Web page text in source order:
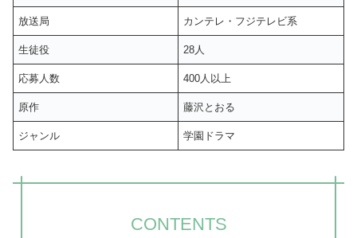
放送局 カンテレ・フジテレビ系
生徒役 28人
応募人数 400人以上
原作 藤沢とおる
ジャンル 学園ドラマ
CONTENTS